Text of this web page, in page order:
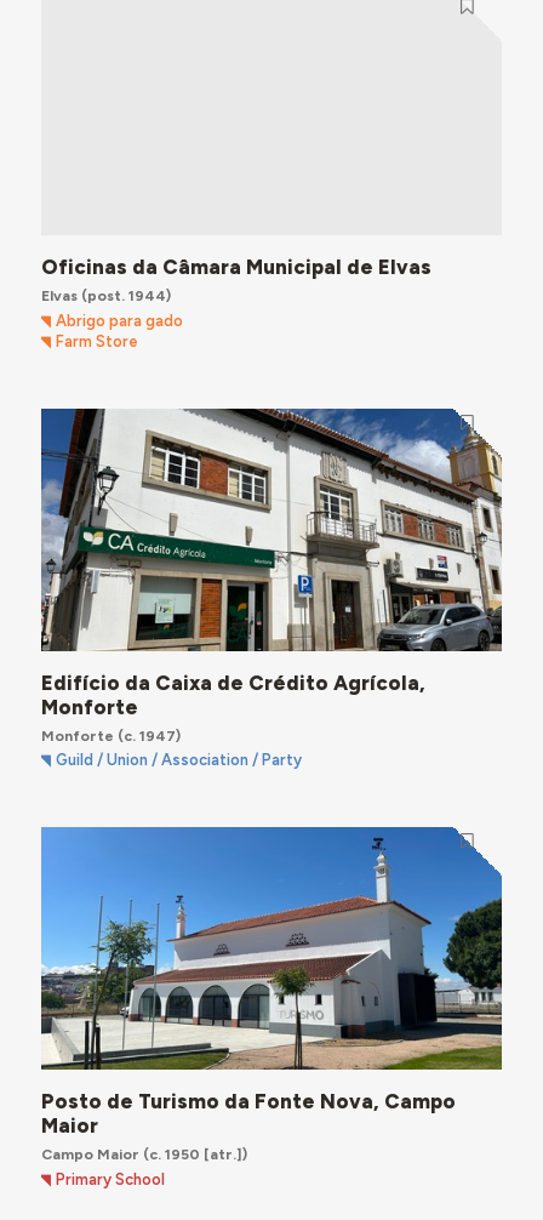
Oficinas da Câmara Municipal de Elvas
Elvas(post. 1944)
Abrigo para gado
Farm Store
Edifício da Caixa de Crédito Agrícola,
Monforte
Monforte (c. 1947)
Guild / Union / Association / Party
Posto de Turismo da Fonte Nova, Campo
Maior
Campo Maior (c. 1950 [atr.])
Primary School